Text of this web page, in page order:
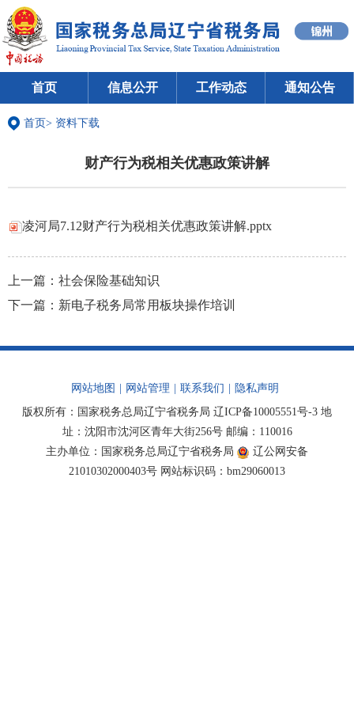
首页 信息公开 工作动态 通知公告
首页> 资料下载
财产行为税相关优惠政策讲解
凌河局7.12财产行为税相关优惠政策讲解.pptx
上一篇： 社会保险基础知识
下一篇： 新电子税务局常用板块操作培训
网站地图 网站管理 联系我们
隐私声明
版权所有：国家税务总局辽宁省税务局 辽ICP备10005551号-3 地
址：沈阳市沈河区青年大街256号 邮编：110016
主办单位：国家税务总局辽宁省税务局
辽公网安备
21010302000403号 网站标识码：bm29060013